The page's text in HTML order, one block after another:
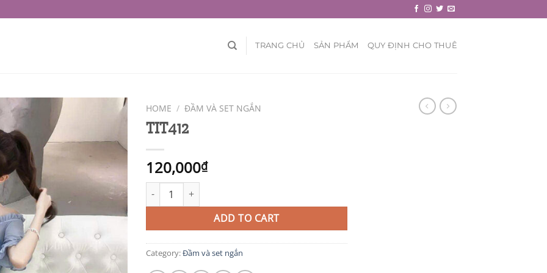
TRANG CHỦ SẢN PHẨM QUY ĐỊNH CHO THUÊ
HOME / ĐẦM VÀ SET NGẮN
TIT412
120,000₫
TIT412 quantity
ADD TO CART
Category:Đầm và set ngắn